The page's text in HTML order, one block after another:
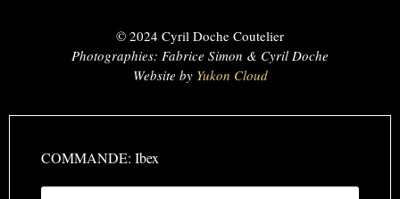
© 2024 Cyril Doche Coutelier
Photographies: Fabrice Simon & Cyril Doche
Website by Yukon Cloud
COMMANDE: Ibex